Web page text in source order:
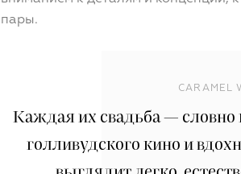
пары.
CARAMEL
Каждая их свадьба — словно
голливудского кино и